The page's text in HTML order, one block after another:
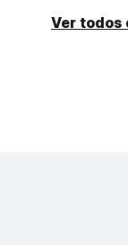
Ver todos